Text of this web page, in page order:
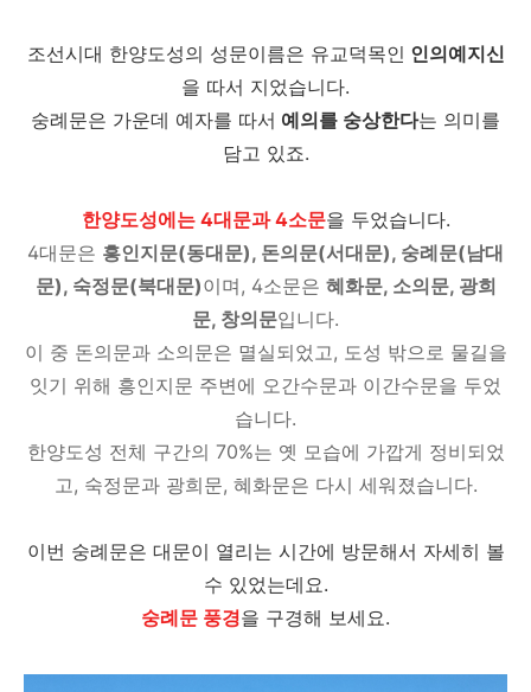
조선시대 한양도성의 성문이름은 유교덕목인 인의예지신
을 따서 지었습니다.
숭례문은 가운데 예자를 따서 예의를 숭상한다는 의미를
담고 있죠.
한양도성에는 4대문과 4소문을 두었습니다.
4대문은 흥인지문(동대문), 돈의문(서대문), 숭례문(남대
문), 숙정문(북대문)이며, 4소문은 혜화문, 소의문, 광희
문, 창의문입니다.
이 중 돈의문과 소의문은 멸실되었고, 도성 밖으로 물길을
잇기 위해 흥인지문 주변에 오간수문과 이간수문을 두었
습니다.
한양도성 전체 구간의 70%는 옛 모습에 가깝게 정비되었
고, 숙정문과 광희문, 혜화문은 다시 세워졌습니다.
이번 숭례문은 대문이 열리는 시간에 방문해서 자세히 볼
수 있었는데요.
숭례문 풍경을 구경해 보세요.